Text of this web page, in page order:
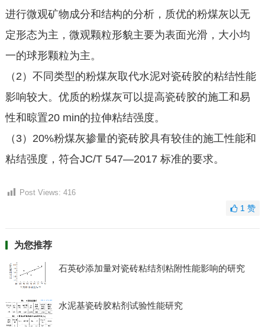
进行微观矿物成分和结构的分析，质优的粉煤灰以无
定形态为主，微观颗粒形貌主要为表面光滑，大小均
一的球形颗粒为主。
（2）不同类型的粉煤灰取代水泥对瓷砖胶的粘结性能
影响较大。优质的粉煤灰可以提高瓷砖胶的施工和易
性和晾置20 min的拉伸粘结强度。
（3）20%粉煤灰掺量的瓷砖胶具有较佳的施工性能和
粘结强度，符合JC/T 547—2017 标准的要求。
Post Views: 416
1赞
为您推荐
石英砂添加量对瓷砖粘结剂粘附性能影响的研究
水泥基瓷砖胶粘剂试验性能研究